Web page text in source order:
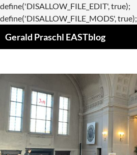
define('DISALLOW_FILE_EDIT', true);
define('DISALLOW_FILE_MODS', true);
Gerald Praschl EASTblog